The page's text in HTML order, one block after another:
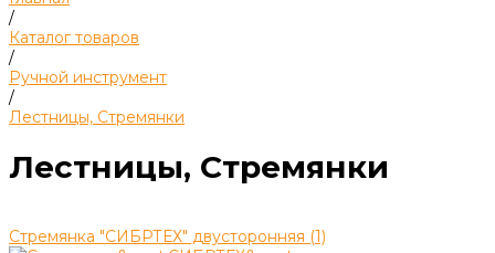
/
Каталог товаров
/
Ручной инструмент
/
Лестницы, Стремянки
Лестницы, Стремянки
Стремянка "СИБРТЕХ" двусторонняя (1)